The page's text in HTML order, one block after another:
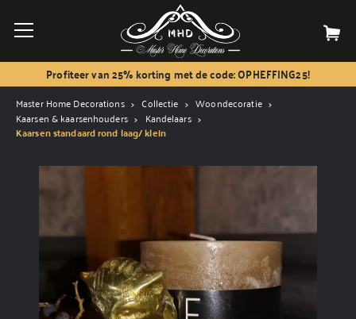
Profiteer van 25% korting met de code: OPHEFFING25!
Master Home Decorations Collectie
Woondecoratie
Kaarsen & kaarsenhouders
Kandelaars
Kaarsen standaard rond laag/ klein